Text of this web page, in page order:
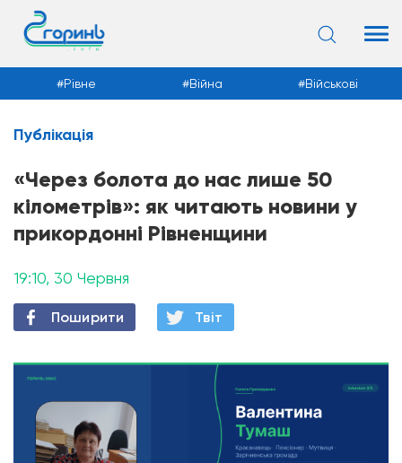
Новини
Війна Військові Суспільство
Публікація
«Через болота до нас лише 50
кілометрів»: як читають новини у
прикордонні Рівненщини
19:10, 30 Червня
Поширити Твiт